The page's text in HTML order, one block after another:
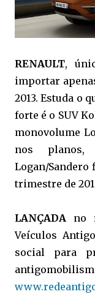
RENAULT,
importar
2013. Estuda o
forte é o SUV
monovolume
nos
Logan/
trimestre de
LANÇADA no
Veículos
social para